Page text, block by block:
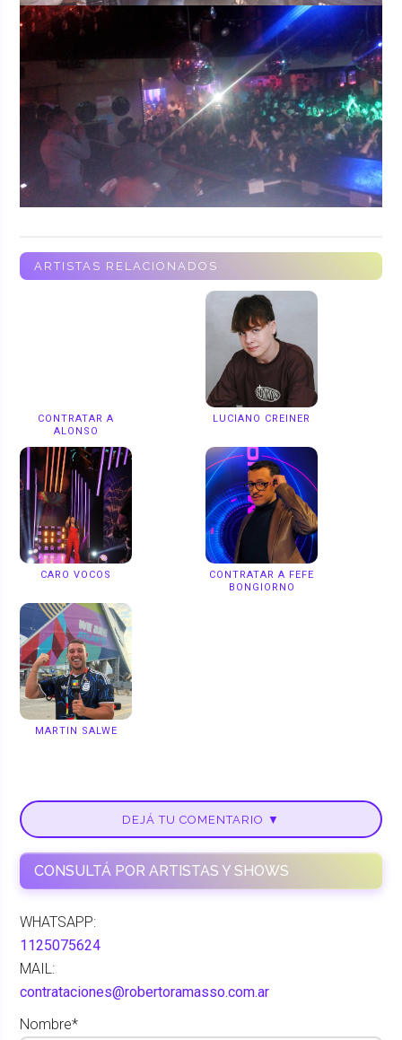
ARTISTAS RELACIONADOS
CONTRATAR A
ALONSO
LUCIANO CREINER
CARO VOCOS
CONTRATAR A FEFE
BONGIORNO
MARTIN SALWE
DEJÁ TU COMENTARIO ▼
CONSULTÁ POR ARTISTAS Y SHOWS
WHATSAPP:
1125075624
MAIL:
contrataciones@robertoramasso.com.ar
Nombre*